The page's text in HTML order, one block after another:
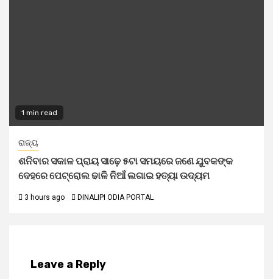
1 min read
ରାଜ୍ୟ
ଶନିବାର ସକାଳ ପ୍ରାୟ ସାଢ଼େ ୫ଟା ସମୟରେ ଜଣେ ଯୁବକଙ୍କ
ଦେହରେ ପେଟ୍ରୋଲ ଢାଳି ନିଆଁ ଲଗାଇ ହତ୍ୟା ଉଦ୍ୟମ
3 hours ago DINALIPI ODIA PORTAL
Leave a Reply